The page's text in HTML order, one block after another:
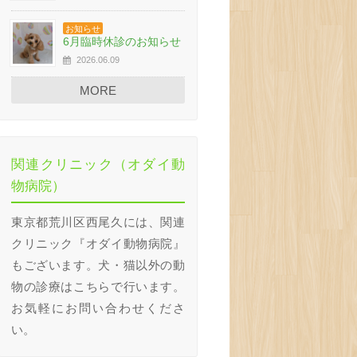
お知らせ
6月臨時休診のお知らせ
2026.06.09
MORE
関連クリニック（オダイ動
物病院）
東京都荒川区西尾久には、関連
クリニック『オダイ動物病院』
もございます。犬・猫以外の動
物の診療はこちらで行います。
お気軽にお問い合わせくださ
い。